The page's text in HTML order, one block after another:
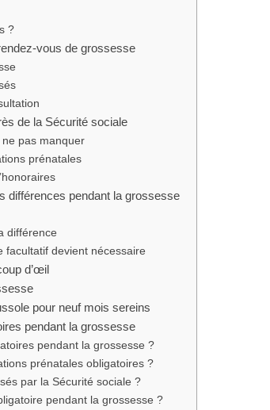
?
vous de grossesse
de la Sécurité sociale
pas manquer
prénatales
différences pendant la grossesse
différence
facultatif devient nécessaire
d’œil
pour neuf mois sereins
pendant la grossesse
pendant la grossesse ?
prénatales obligatoires ?
par la Sécurité sociale ?
pendant la grossesse ?